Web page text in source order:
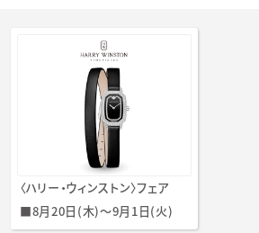
〈ハリー・ウィンストン〉フェア
■8月20日(木)～9月1日(火)